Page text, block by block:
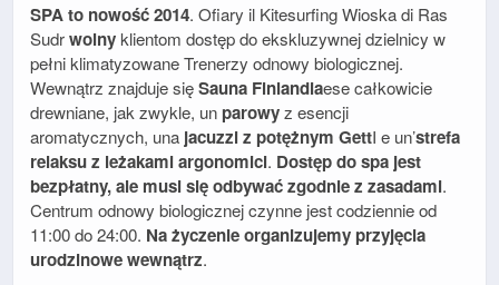
SPA to nowość 2014. Ofiary il Kitesurfing Wioska di Ras
Sudrwolny klientom dostęp do ekskluzywnej dzielnicy w
pełni klimatyzowane Trenerzy odnowy biologicznej.
Wewnątrz znajduje sięSauna Finlandiaese całkowicie
drewniane, jak zwykle, un parowyz esencji
aromatycznych, una jacuzzi z potężnym GettI e un’strefa
relaksu z leżakami argonomici. Dostęp do spa jest
bezpłatny, ale musi się odbywać zgodnie z zasadami.
Centrum odnowy biologicznej czynne jest codziennie od
11:00 do 24:00. Na życzenie organizujemy przyjęcia
urodzinowe wewnątrz.